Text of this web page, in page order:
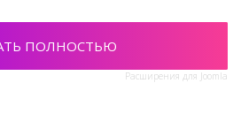
ПОЛНОСТЬЮ
Расширения для Joomla